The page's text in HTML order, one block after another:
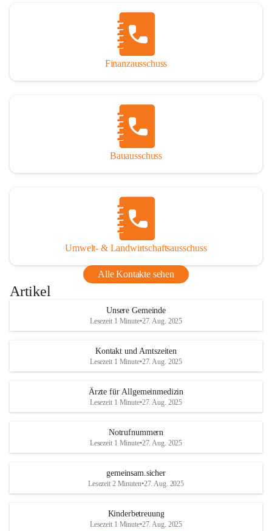
Finanzausschuss
Bauausschuss
Umwelt- & Landwirtschaftsausschuss
Alle Kontakte sehen
Artikel
Unsere Gemeinde
Lesezeit 1 Minute•27. Aug. 2025
Kontakt und Amtszeiten
Lesezeit 1 Minute•27. Aug. 2025
Ärzte für Allgemeinmedizin
Lesezeit 1 Minute•27. Aug. 2025
Notrufnummern
Lesezeit 1 Minute•27. Aug. 2025
gemeinsam.sicher
Lesezeit 2 Minuten•27. Aug. 2025
Kinderbetreuung
Lesezeit 1 Minute•27. Aug. 2025